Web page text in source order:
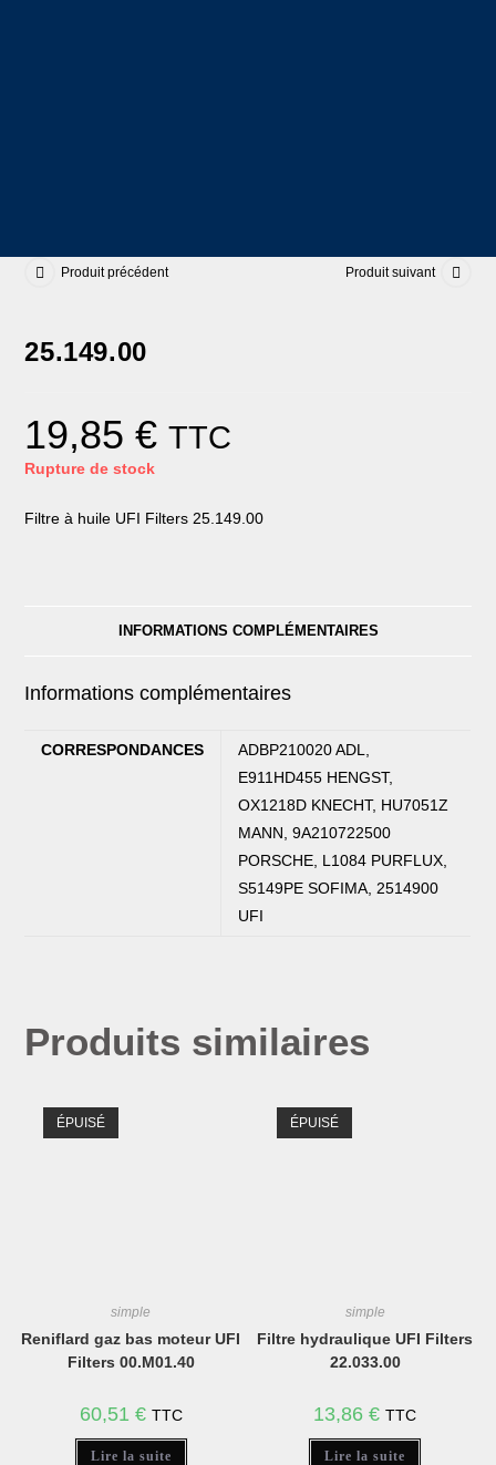
Produit précédent Produit suivant
25.149.00
19,85€ TTC
Rupture de stock
Filtre à huile UFI Filters 25.149.00
INFORMATIONS COMPLÉMENTAIRES
Informations complémentaires
CORRESPONDANCES
ADBP210020 ADL,
E911HD455 HENGST,
OX1218D KNECHT, HU7051Z
MANN, 9A210722500
PORSCHE, L1084 PURFLUX,
S5149PE SOFIMA, 2514900
UFI
Produits similaires
ÉPUISÉ
simple
Reniflard gaz bas moteur UFI
Filters 00.M01.40
60,51 € TTC
Lire la suite
ÉPUISÉ
simple
Filtre hydraulique UFI Filters
22.033.00
13,86€ TTC
Lire la suite